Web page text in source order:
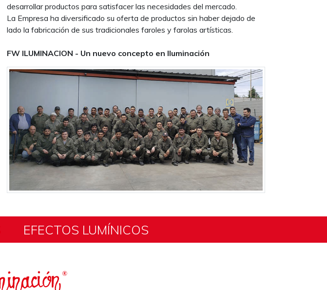
desarrollar productos para satisfacer las necesidades del mercado.
La Empresa ha diversificado su oferta de productos sin haber dejado de
lado la fabricación de sus tradicionales faroles y farolas artísticas.
FW ILUMINACION - Un nuevo concepto en Iluminación
EFECTOS LUMÍNICOS